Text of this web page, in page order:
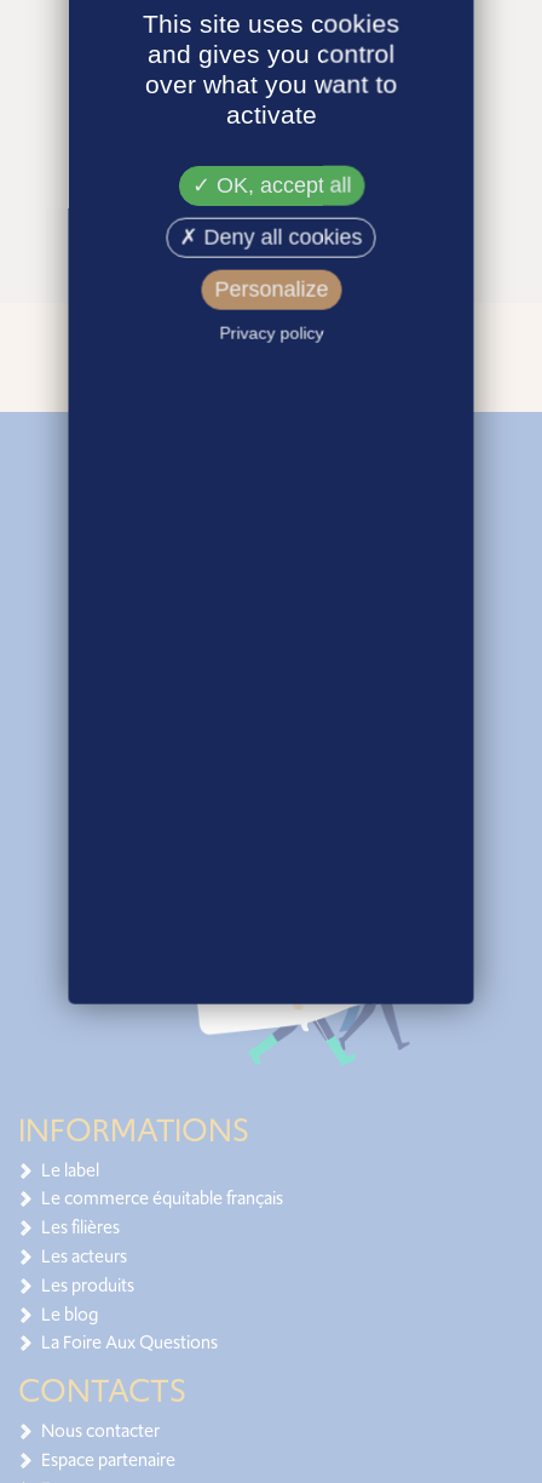
INFORMATIONS
Le label
Le commerce équitable français
Les filières
Les acteurs
Les produits
Le blog
La Foire Aux Questions
CONTACTS
Nous contacter
Espace partenaire
This site uses cookies
and gives you control
over what you want to
activate
OK, accept all
Deny all cookies
Personalize
Privacy policy